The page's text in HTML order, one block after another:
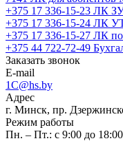
+375 17 336-15-23 ЛК
+375 17 336-15-24 ЛК
+375 17 336-15-27 ЛК
+375 44 722-72-49
Заказать звонок
E-mail
1C@hs.by
Адрес
г. Минск, пр.
Режим работы
Пн. – Пт.: с 9:00 до 18:00